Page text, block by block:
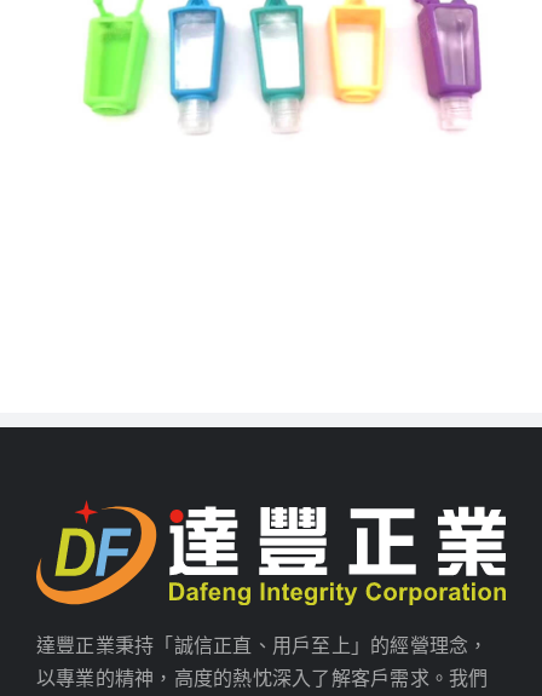
達豐正業秉持「誠信正直、用戶至上」的經營理念，
以專業的精神，高度的熱忱深入了解客戶需求。我們